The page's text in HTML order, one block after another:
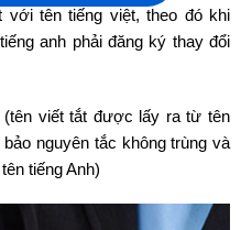
với tên tiếng việt, theo đó khi
anh phải đăng ký thay đổi
viết tắt được lấy ra từ tên
nguyên tắc không trùng và
tiếng Anh)